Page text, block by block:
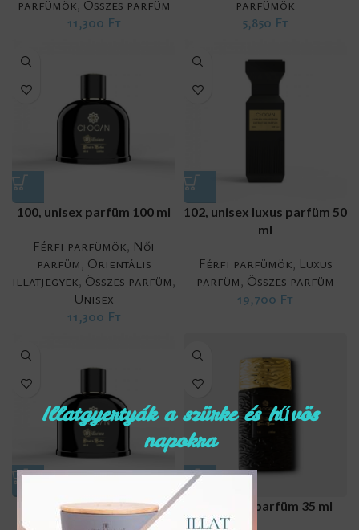
Illatgyertyák a szürke és hűvös
napokra
parfümök, Összes parfüm
11,300 Ft
parfümök
5,850 Ft
100, unisex parfüm 100 ml
Férfi parfümök, Női
parfüm, Orientális
illatjegyek, Összes parfüm,
Unisex
11,300 Ft
102, unisex luxus parfüm 50
ml
Férfi parfümök, Luxus
parfüm, Összes parfüm
19,700 Ft
108, férfi parfüm 100 ml 108, férfi parfüm 35 ml